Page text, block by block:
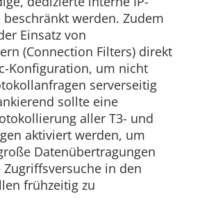
werden. Zudem
Einsatz von
(Connection Filters) direkt
Konfiguration, um nicht
serverseitig
sollte eine
aller T3- und
aktiviert werden, um
Datenübertragungen
in den
frühzeitig zu